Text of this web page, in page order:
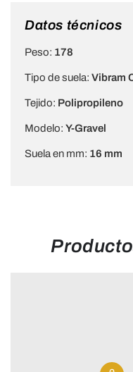
Datos técnicos
Peso: 178
Tipo de suela: Vibram
Tejido: Polipropileno
Modelo: Y-Gravel
Suela en mm: 16 mm